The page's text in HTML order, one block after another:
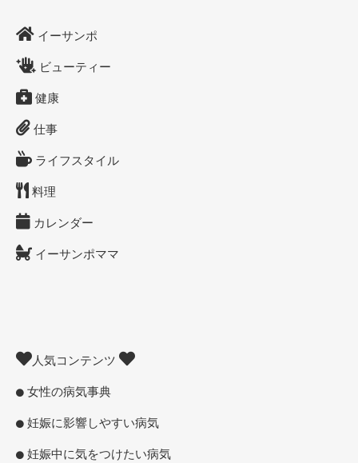
イーサンポ
ビューティー
健康
仕事
ライフスタイル
料理
カレンダー
イーサンポママ
人気コンテンツ
女性の病気事典
妊娠に影響しやすい病気
妊娠中に気をつけたい病気